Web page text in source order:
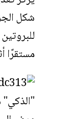
شكل
مستقرًا